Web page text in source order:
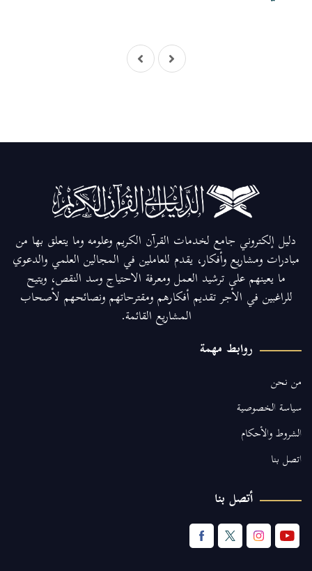
دليل إلكتروني جامع لخدمات القرآن الكريم وعلومه وما يتعلق بها من
مبادرات ومشاريع وأفكار، يقدم للعاملين في المجالين العلمي والدعوي
ما يعينهم على ترشيد العمل ومعرفة الاحتياج وسد النقص، ويتيح
للراغبين في الأجر تقديم أفكارهم ومقترحاتهم ونصائحهم لأصحاب
المشاريع القائمة.
روابط مهمة
من نحن
سياسة الخصوصية
الشروط والأحكام
اتصل بنا
أتصل بنا